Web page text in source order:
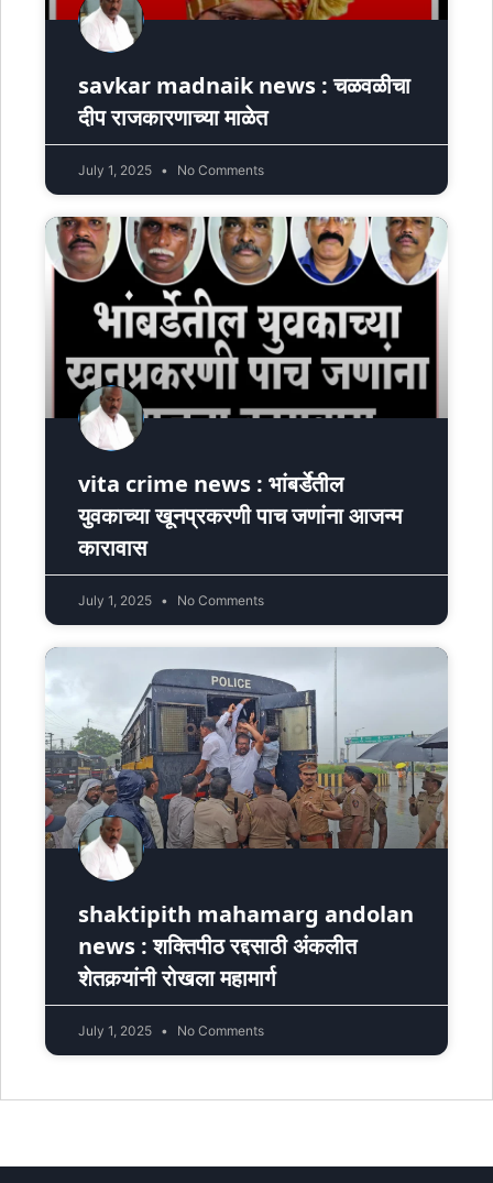
savkar madnaik news : चळवळीचा
दीप राजकारणाच्या माळेत
July 1, 2025 No Comments
vita crime news : भांबर्डेतील
युवकाच्या खूनप्रकरणी पाच जणांना आजन्म
कारावास
July 1, 2025 No Comments
shaktipith mahamarg andolan
news : शक्तिपीठ रद्दसाठी अंकलीत
शेतकर्‍यांनी रोखला महामार्ग
July 1, 2025 No Comments